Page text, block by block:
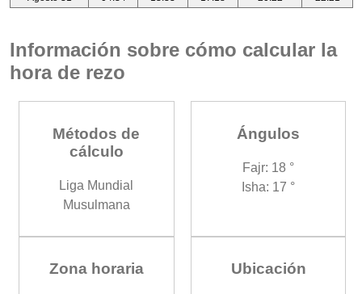
Información sobre cómo calcular la
hora de rezo
Métodos de
cálculo
Liga Mundial
Musulmana
Ángulos
Fajr: 18 °
Isha: 17 °
Zona horaria Ubicación